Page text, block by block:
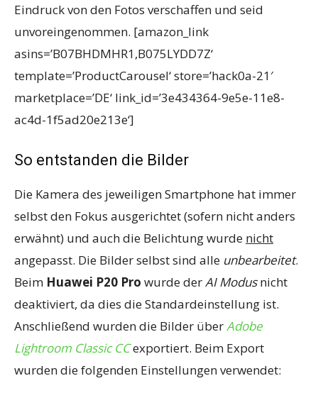
Eindruck von den Fotos verschaffen und seid
unvoreingenommen. [amazon_link
asins=’B07BHDMHR1,B075LYDD7Z‘
template=’ProductCarousel‘ store=’hack0a-21′
marketplace=’DE‘ link_id=’3e434364-9e5e-11e8-
ac4d-1f5ad20e213e‘]
So entstanden die Bilder
Die Kamera des jeweiligen Smartphone hat immer
selbst den Fokus ausgerichtet (sofern nicht anders
erwähnt) und auch die Belichtung wurde nicht
angepasst. Die Bilder selbst sind alle unbearbeitet.
Beim Huawei P20 Pro wurde derAI Modusnicht
deaktiviert, da dies die Standardeinstellung ist.
Anschließend wurden die Bilder überAdobe
Lightroom Classic CCexportiert. Beim Export
wurden die folgenden Einstellungen verwendet: